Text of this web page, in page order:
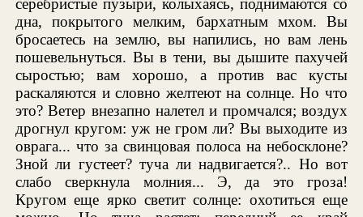
серебристые пузыри, колыхаясь, поднимаются со
дна, покрытого мелким, бархатным мхом. Вы
бросаетесь на землю, вы напились, но вам лень
пошевельнуться. Вы в тени, вы дышите пахучей
сыростью; вам хорошо, а против вас кусты
раскаляются и словно желтеют на солнце. Но что
это? Ветер внезапно налетел и промчался; воздух
дрогнул кругом: уж не гром ли? Вы выходите из
оврага... что за свинцовая полоса на небосклоне?
Зной ли густеет? туча ли надвигается?.. Но вот
слабо сверкнула молния... Э, да это гроза!
Кругом еще ярко светит солнце: охотиться еще